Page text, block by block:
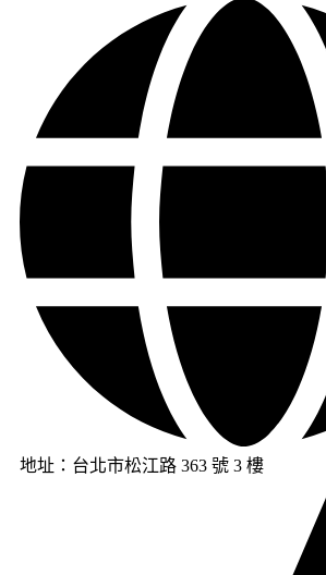
地址：台北市松江路 363 號 3 樓